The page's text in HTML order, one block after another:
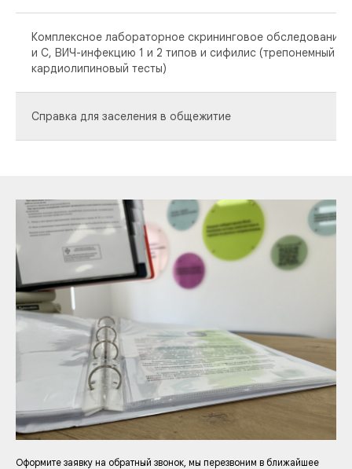
Комплексное лабораторное скрининговое обследование
и C, ВИЧ-инфекцию 1 и 2 типов и сифилис (трепонемный и
кардиолипиновый тесты)
Справка для заселения в общежитие
Оформите заявку на обратный звонок, мы перезвоним в ближайшее